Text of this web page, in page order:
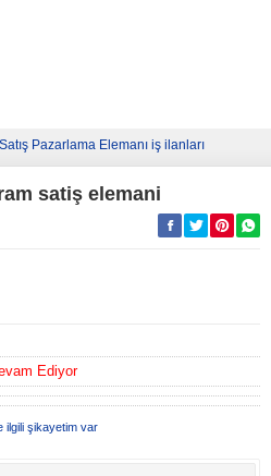
Satış Pazarlama Elemanı iş ilanları
satiş elemani
Ediyor
ilgili şikayetim var